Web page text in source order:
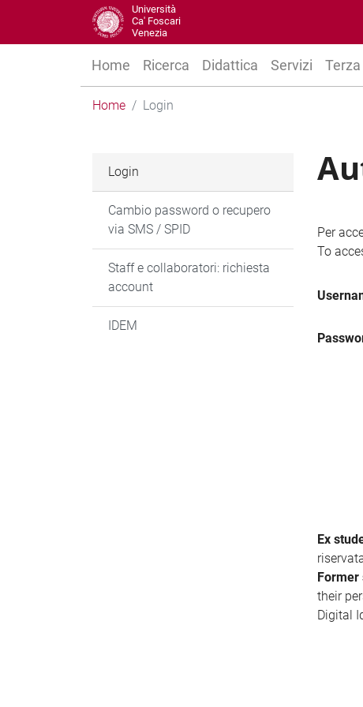
Università
Ca' Foscari
Venezia
Home Ricerca Didattica Servizi
Home Login
Per
To
Ex
their
Digital
Login
Cambio password o recupero
via SMS / SPID
Staff e collaboratori: richiesta
account
IDEM